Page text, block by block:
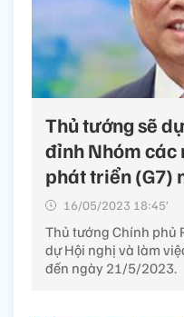
Thủ tướng sẽ
đỉnh Nhóm các
phát triển (G7)
16/05/2023 18:45’
Thủ tướng Chính phủ
dự Hội nghị và làm
đến ngày 21/5/2023.